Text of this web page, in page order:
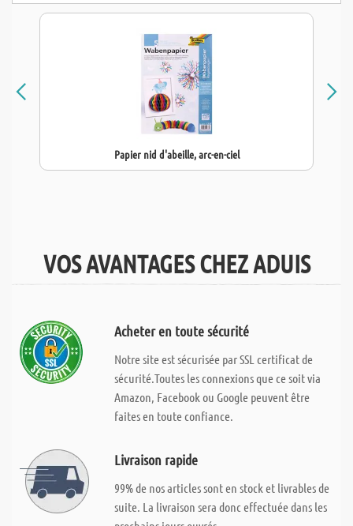
Papier nid d'abeille, arc-en-ciel
VOS AVANTAGES CHEZ ADUIS
Acheter en toute sécurité
Notre site est sécurisée par SSL certificat de
sécurité.Toutes les connexions que ce soit via
Amazon, Facebook ou Google peuvent être
faites en toute confiance.
Livraison rapide
99% de nos articles sont en stock et livrables de
suite. La livraison sera donc effectuée dans les